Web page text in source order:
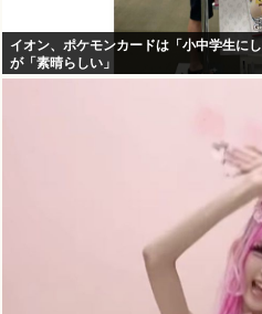
イオン、ポケモンカードは「小中学生に
が「素晴らしい」